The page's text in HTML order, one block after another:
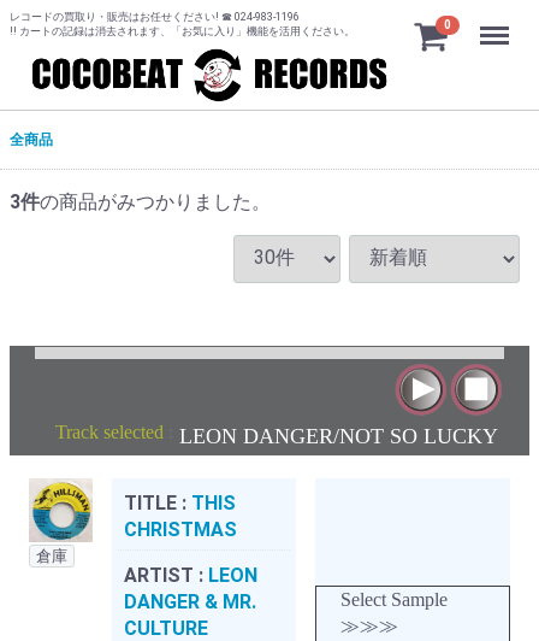
レコードの買取り・販売はお任せください! ☎ 024-983-1196
!! カートの記録は消去されます、「お気に入り」機能を活用ください。
0 Menu
全商品
3件の商品がみつかりました。
Track selected : LEON DANGER/NOT SO LUCKY
倉庫
TITLE : THIS
CHRISTMAS
ARTIST : LEON
DANGER & MR.
CULTURE
Select Sample
≫≫≫